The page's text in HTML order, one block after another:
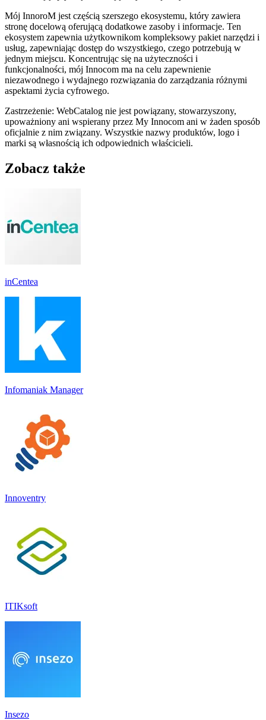
Mój InnoroM jest częścią szerszego ekosystemu, który zawiera
stronę docelową oferującą dodatkowe zasoby i informacje. Ten
ekosystem zapewnia użytkownikom kompleksowy pakiet narzędzi i
usług, zapewniając dostęp do wszystkiego, czego potrzebują w
jednym miejscu. Koncentrując się na użyteczności i
funkcjonalności, mój Innocom ma na celu zapewnienie
niezawodnego i wydajnego rozwiązania do zarządzania różnymi
aspektami życia cyfrowego.
Zastrzeżenie: WebCatalog nie jest powiązany, stowarzyszony,
upoważniony ani wspierany przez My Innocom ani w żaden sposób
oficjalnie z nim związany. Wszystkie nazwy produktów, logo i
marki są własnością ich odpowiednich właścicieli.
Zobacz także
inCentea
Infomaniak Manager
Innoventry
ITIKsoft
Insezo